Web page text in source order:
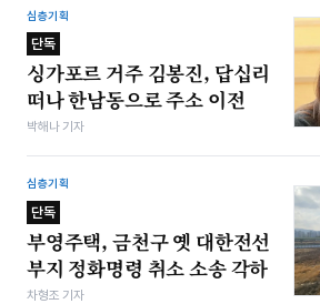
심층기획
단독
싱가포르 거주 김봉진, 답십리
떠나 한남동으로 주소 이전
박해나 기자
심층기획
단독
부영주택, 금천구 옛 대한전선
부지 정화명령 취소 소송 각하
차형조 기자